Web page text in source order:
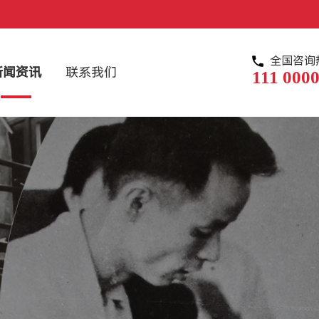
闻资讯 联系我们
全国咨询
111